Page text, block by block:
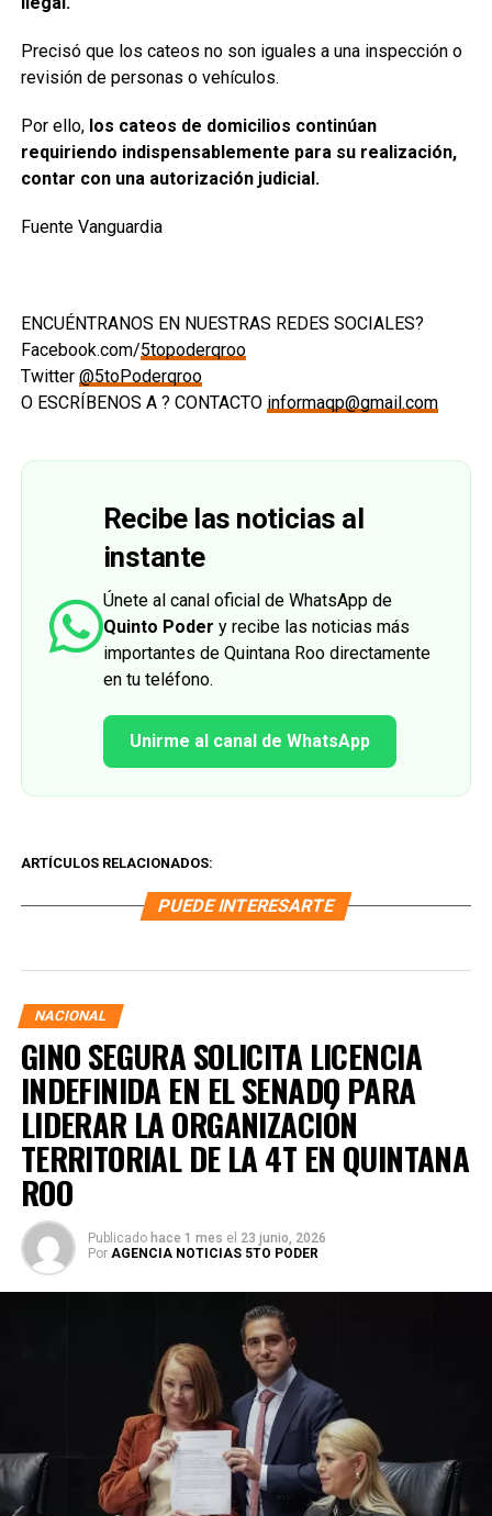
Precisó que los cateos no son iguales a una inspección o
revisión de personas o vehículos.
Por ello,los cateos de domicilios continúan
requiriendo indispensablemente para su realización,
contar con una autorización judicial.
Fuente Vanguardia
ENCUÉNTRANOS EN NUESTRAS REDES SOCIALES?
Facebook.com/5topoderqroo
Twitter @5toPoderqroo
O ESCRÍBENOS A ? CONTACTO informaqp@gmail.com
Recibe las noticias al
instante
Únete al canal oficial de WhatsApp de
Quinto Poder y recibe las noticias más
importantes de Quintana Roo directamente
en tu teléfono.
Unirme al canal de WhatsApp
ARTÍCULOS RELACIONADOS:
PUEDE INTERESARTE
NACIONAL
GINO SEGURA SOLICITA LICENCIA
INDEFINIDA EN EL SENADO PARA
LIDERAR LA ORGANIZACIÓN
TERRITORIAL DE LA 4T EN QUINTANA
ROO
Publicado hace 1 mes el 23 junio, 2026
Por AGENCIA NOTICIAS 5TO PODER